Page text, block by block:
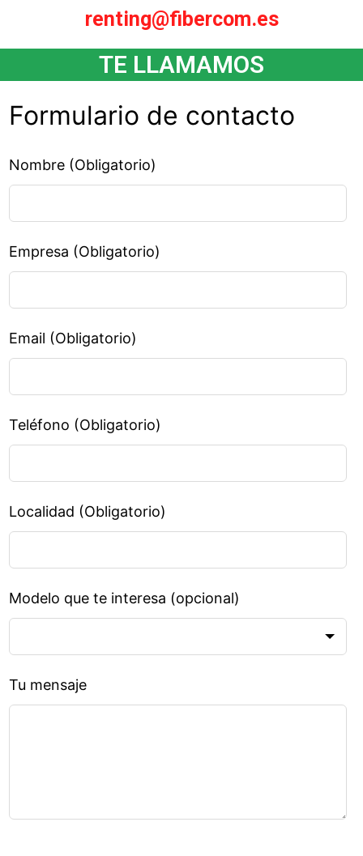
renting@fibercom.es
TE LLAMAMOS
Formulario de contacto
Nombre (Obligatorio)
Empresa (Obligatorio)
Email (Obligatorio)
Teléfono (Obligatorio)
Localidad (Obligatorio)
Modelo que te interesa (opcional)
Tu mensaje